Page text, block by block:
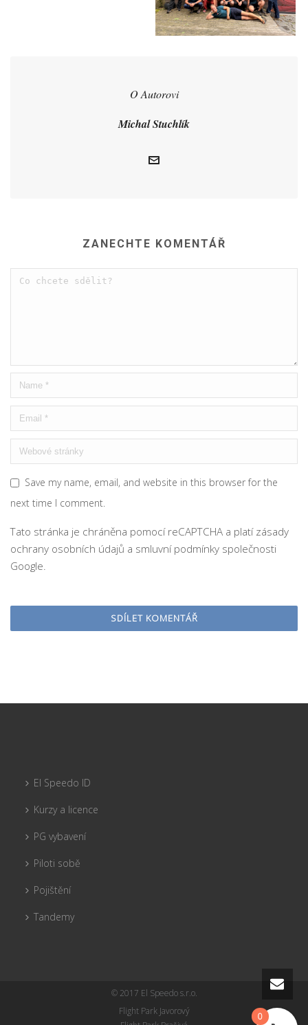
O Autorovi
Michal Stuchlík
ZANECHTE KOMENTÁŘ
Save my name, email, and website in this browser for the
next time I comment.
Tato stránka je chráněna pomocí reCAPTCHA a platí zásady
ochrany osobních údajů a smluvní podmínky společnosti
Google.
El Speedo ID
Kurzy a licence
PG vybavení
Piloti sobě
Pojištění
Tandemy
© 2017 El Speedo s.r.o.
Flight Park Javorový
0